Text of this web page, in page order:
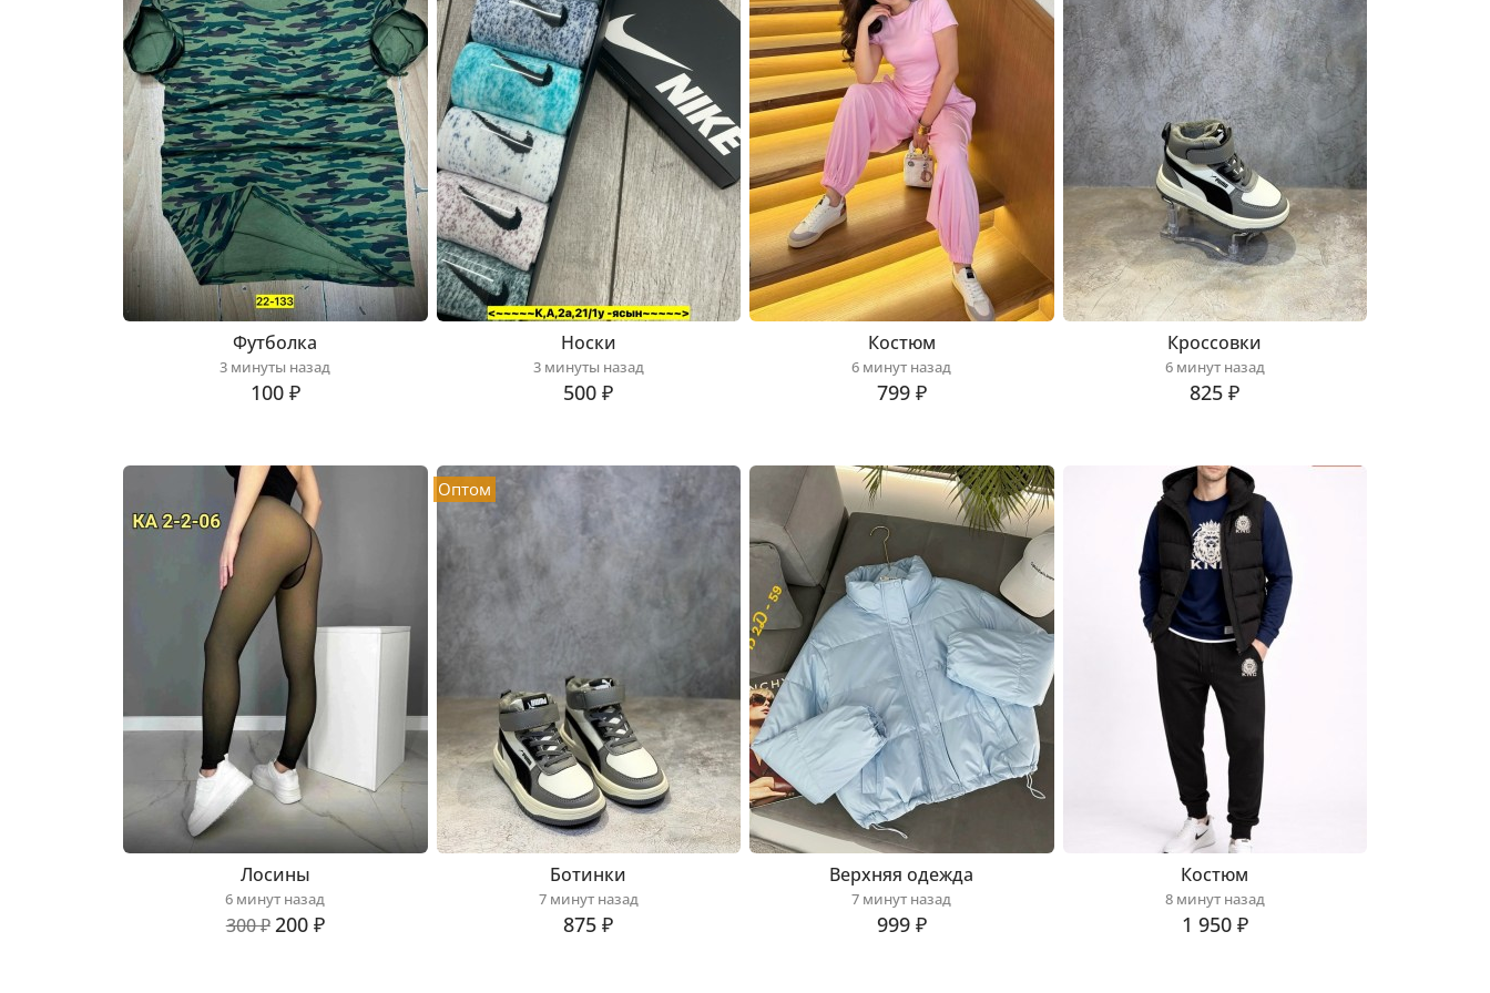
Футболка
3 минуты назад
100 ₽
Носки
3 минуты назад
500 ₽
Костюм
6 минут назад
799 ₽
Кроссовки
6 минут назад
825 ₽
Лосины
6 минут назад
300 ₽200 ₽
Ботинки
7 минут назад
875 ₽
Оптом
Верхняя одежда
7 минут назад
999 ₽
Костюм
8 минут назад
1 950 ₽